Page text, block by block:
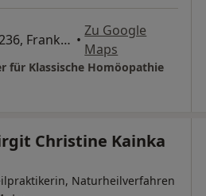
In der Römerstadt 236, Frankfurt •
Zu Google
Maps
für Klassische Homöopathie
Christine Kainka
Naturheilverfahren